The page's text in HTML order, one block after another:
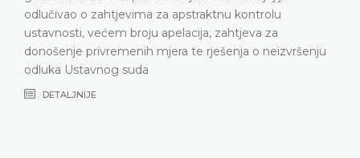
odlučivao o zahtjevima za apstraktnu kontrolu
ustavnosti, većem broju apelacija, zahtjeva za
donošenje privremenih mjera te rješenja o neizvršenju
odluka Ustavnog suda
DETALJNIJE